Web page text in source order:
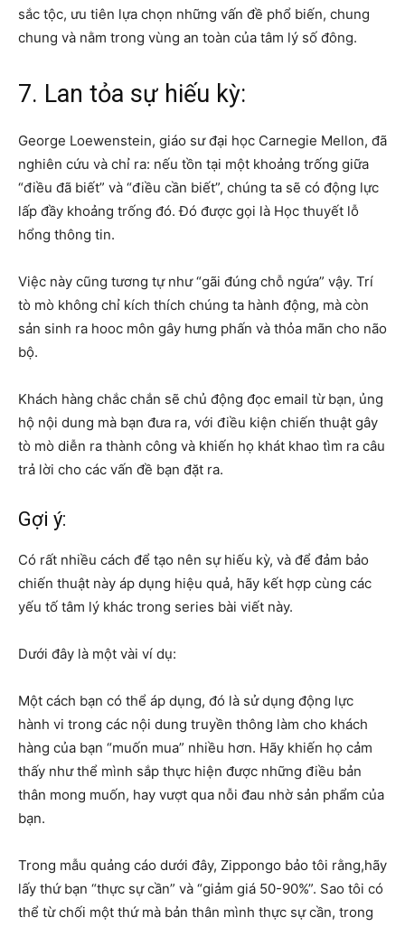
sắc tộc, ưu tiên lựa chọn những vấn đề phổ biến, chung
chung và nằm trong vùng an toàn của tâm lý số đông.
7. Lan tỏa sự hiếu kỳ:
George Loewenstein, giáo sư đại học Carnegie Mellon, đã
nghiên cứu và chỉ ra: nếu tồn tại một khoảng trống giữa
“điều đã biết” và “điều cần biết”, chúng ta sẽ có động lực
lấp đầy khoảng trống đó. Đó được gọi là Học thuyết lỗ
hổng thông tin.
Việc này cũng tương tự như “gãi đúng chỗ ngứa” vậy. Trí
tò mò không chỉ kích thích chúng ta hành động, mà còn
sản sinh ra hooc môn gây hưng phấn và thỏa mãn cho não
bộ.
Khách hàng chắc chắn sẽ chủ động đọc email từ bạn, ủng
hộ nội dung mà bạn đưa ra, với điều kiện chiến thuật gây
tò mò diễn ra thành công và khiến họ khát khao tìm ra câu
trả lời cho các vấn đề bạn đặt ra.
Gợi ý:
Có rất nhiều cách để tạo nên sự hiếu kỳ, và để đảm bảo
chiến thuật này áp dụng hiệu quả, hãy kết hợp cùng các
yếu tố tâm lý khác trong series bài viết này.
Dưới đây là một vài ví dụ:
Một cách bạn có thể áp dụng, đó là sử dụng động lực
hành vi trong các nội dung truyền thông làm cho khách
hàng của bạn “muốn mua” nhiều hơn. Hãy khiến họ cảm
thấy như thể mình sắp thực hiện được những điều bản
thân mong muốn, hay vượt qua nỗi đau nhờ sản phẩm của
bạn.
Trong mẫu quảng cáo dưới đây, Zippongo bảo tôi rằng,hãy
lấy thứ bạn “thực sự cần” và “giảm giá 50-90%”. Sao tôi có
thể từ chối một thứ mà bản thân mình thực sự cần, trong